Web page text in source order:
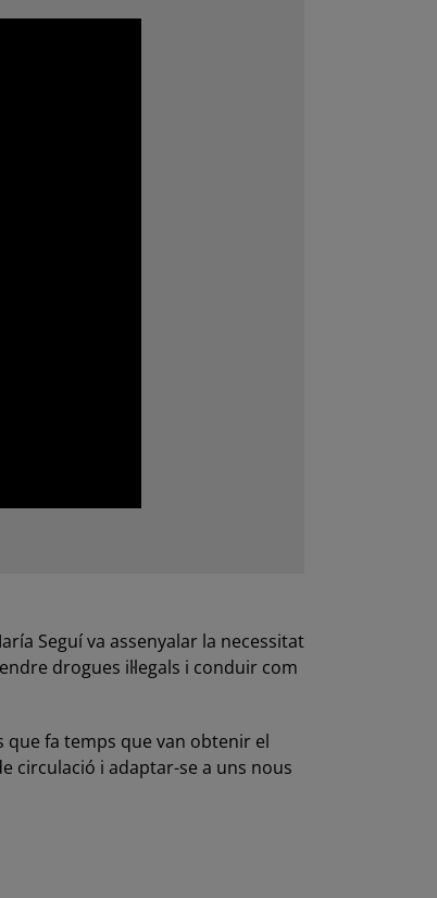
Seguí va assenyalar la necessitat
drogues il·legals i conduir com
fa temps que van obtenir el
circulació i adaptar-se a uns nous